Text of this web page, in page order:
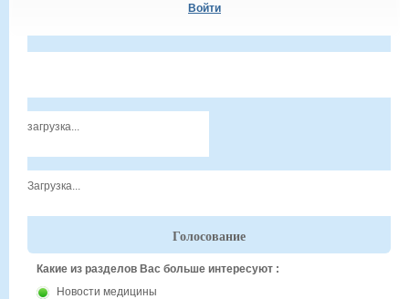
Войти
загрузка...
Загрузка...
Голосование
Какие из разделов Вас больше интересуют :
Новости медицины